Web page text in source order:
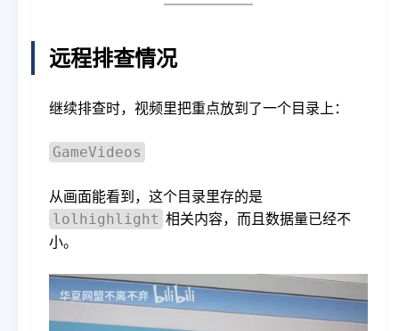
远程排查情况
继续排查时，视频里把重点放到了一个目录上：
GameVideos
从画面能看到，这个目录里存的是
lolhighlight 相关内容，而且数据量已经不
小。